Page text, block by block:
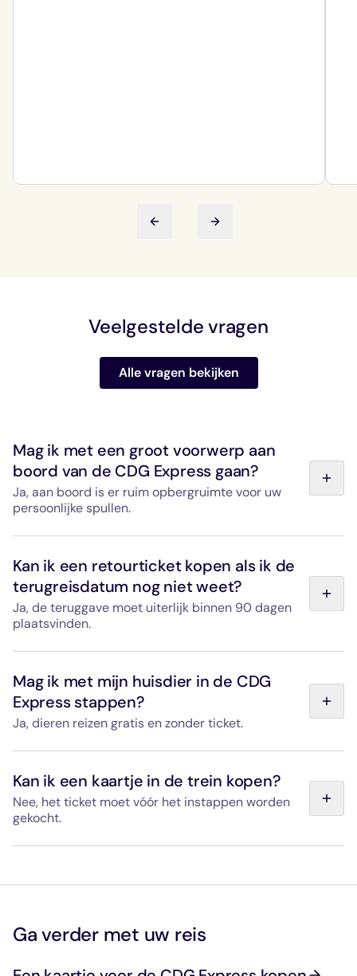
Vorige dia Volgende dia
Veelgestelde vragen
Alle vragen bekijken
Mag ik met een groot voorwerp aan
boord van de CDG Express gaan?
Ja, aan boord is er ruim opbergruimte voor uw
persoonlijke spullen.
riemen voorzien voor grote voorwerpen zoals fietsen,
kinderwagens, sportuitrusting enz. In elke trein is een
conducteur aanwezig die u bij het instappen kan helpen
met het opbergen van uw bagage.
Kan ik een retourticket kopen als ik de
terugreisdatum nog niet weet?
Ja, de teruggave moet uiterlijk binnen 90 dagen
plaatsvinden.
van de heenreis, in de tegenovergestelde richting.
Mag ik met mijn huisdier in de CDG
Express stappen?
Ja, dieren reizen gratis en zonder ticket.
25 cm, gesloten): op schoot of aan uw voeten. Aan de
riem: het dier moet een muilkorf dragen en aan uw
voeten meereizen. Blinden- en hulphonden zijn zonder
voorwaarden toegestaan.
Kan ik een kaartje in de trein kopen?
Nee, het ticket moet vóór het instappen worden
gekocht.
zich bij de toegangspoortjes op het station meldt.
Ga verder met uw reis